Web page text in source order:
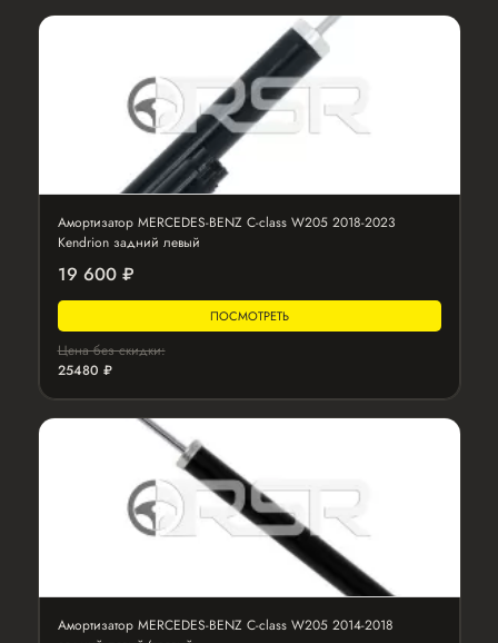
Амортизатор MERCEDES-BENZ C-class W205 2018-2023
Kendrion задний левый
19 600 ₽
ПОСМОТРЕТЬ
Цена без скидки:
25480 ₽
Амортизатор MERCEDES-BENZ C-class W205 2014-2018